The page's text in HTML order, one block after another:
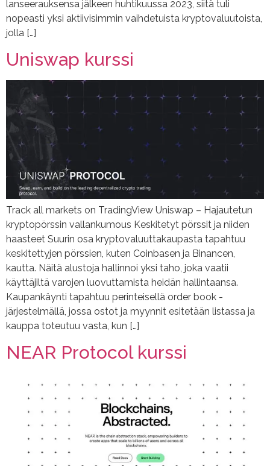
lanseerauksensa jälkeen huhtikuussa 2023, siitä tuli
nopeasti yksi aktiivisimmin vaihdetuista kryptovaluutoista,
jolla […]
Uniswap kurssi
Track all markets on TradingView Uniswap – Hajautetun
kryptopörssin vallankumous Keskitetyt pörssit ja niiden
haasteet Suurin osa kryptovaluuttakaupasta tapahtuu
keskitettyjen pörssien, kuten Coinbasen ja Binancen,
kautta. Näitä alustoja hallinnoi yksi taho, joka vaatii
käyttäjiltä varojen luovuttamista heidän hallintaansa.
Kaupankäynti tapahtuu perinteisellä order book -
järjestelmällä, jossa ostot ja myynnit esitetään listassa ja
kauppa toteutuu vasta, kun […]
NEAR Protocol kurssi